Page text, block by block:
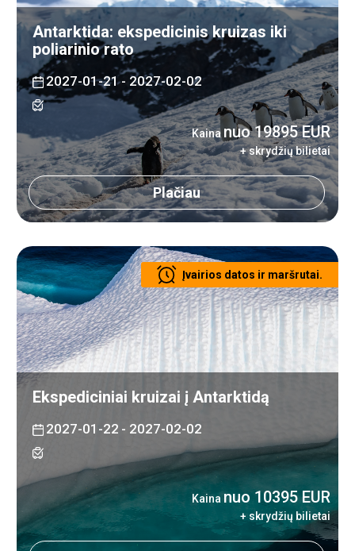
Antarktida: ekspedicinis kruizas iki
poliarinio rato
2027-01-21 - 2027-02-02
Kainanuo 19895 EUR
+ skrydžių bilietai
Plačiau
Įvairios datos ir maršrutai.
Ekspediciniai kruizai į Antarktidą
2027-01-22 - 2027-02-02
Kainanuo 10395 EUR
+ skrydžių bilietai